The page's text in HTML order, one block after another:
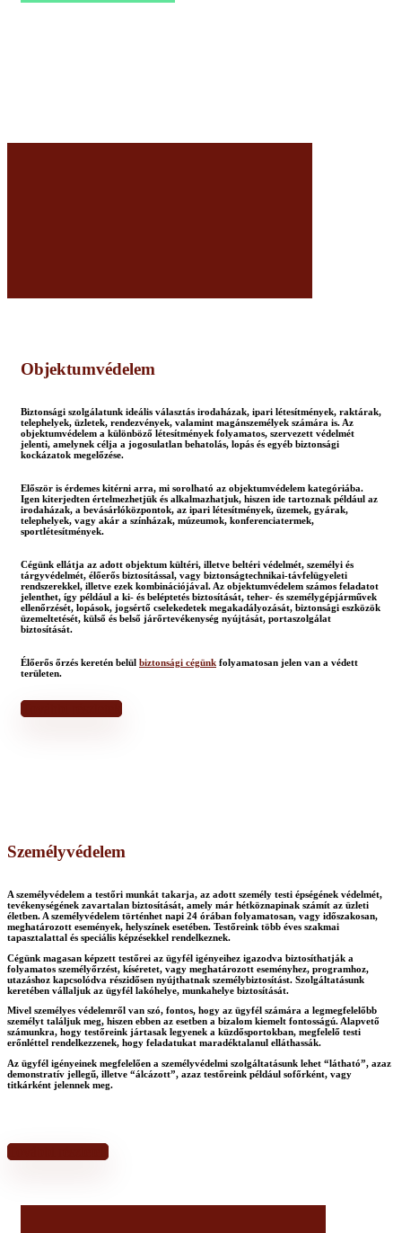
Objektumvédelem
Biztonsági szolgálatunk ideális választás irodaházak, ipari létesítmények, raktárak,
telephelyek, üzletek, rendezvények, valamint magánszemélyek számára is. Az
objektumvédelem a különböző létesítmények folyamatos, szervezett védelmét
jelenti, amelynek célja a jogosulatlan behatolás, lopás és egyéb biztonsági
kockázatok megelőzése.
Először is érdemes kitérni arra, mi sorolható az objektumvédelem kategóriába.
Igen kiterjedten értelmezhetjük és alkalmazhatjuk, hiszen ide tartoznak például az
irodaházak, a bevásárlóközpontok, az ipari létesítmények, üzemek, gyárak,
telephelyek, vagy akár a színházak, múzeumok, konferenciatermek,
sportlétesítmények.
Cégünk ellátja az adott objektum kültéri, illetve beltéri védelmét, személyi és
tárgyvédelmét, élőerős biztosítással, vagy biztonságtechnikai-távfelügyeleti
rendszerekkel, illetve ezek kombinációjával. Az objektumvédelem számos feladatot
jelenthet, így például a ki- és beléptetés biztosítását, teher- és személygépjárművek
ellenőrzését, lopások, jogsértő cselekedetek megakadályozását, biztonsági eszközök
üzemeltetését, külső és belső járőrtevékenység nyújtását, portaszolgálat
biztosítását.
Élőerős őrzés keretén belül biztonsági cégünk folyamatosan jelen van a védett
területen.
Személyvédelem
A személyvédelem a testőri munkát takarja, az adott személy testi épségének védelmét,
tevékenységének zavartalan biztosítását, amely már hétköznapinak számít az üzleti
életben. A személyvédelem történhet napi 24 órában folyamatosan, vagy időszakosan,
meghatározott események, helyszínek esetében. Testőreink több éves szakmai
tapasztalattal és speciális képzésekkel rendelkeznek.
Cégünk magasan képzett testőrei az ügyfél igényeihez igazodva biztosíthatják a
folyamatos személyőrzést, kíséretet, vagy meghatározott eseményhez, programhoz,
utazáshoz kapcsolódva részidősen nyújthatnak személybiztosítást. Szolgáltatásunk
keretében vállaljuk az ügyfél lakóhelye, munkahelye biztosítását.
Mivel személyes védelemről van szó, fontos, hogy az ügyfél számára a legmegfelelőbb
személyt találjuk meg, hiszen ebben az esetben a bizalom kiemelt fontosságú. Alapvető
számunkra, hogy testőreink jártasak legyenek a küzdősportokban, megfelelő testi
erőnléttel rendelkezzenek, hogy feladatukat maradéktalanul elláthassák.
Az ügyfél igényeinek megfelelően a személyvédelmi szolgáltatásunk lehet “látható”, azaz
demonstratív jellegű, illetve “álcázott”, azaz testőreink például sofőrként, vagy
titkárként jelennek meg.